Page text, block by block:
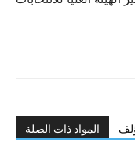
المواد ذات الصلة